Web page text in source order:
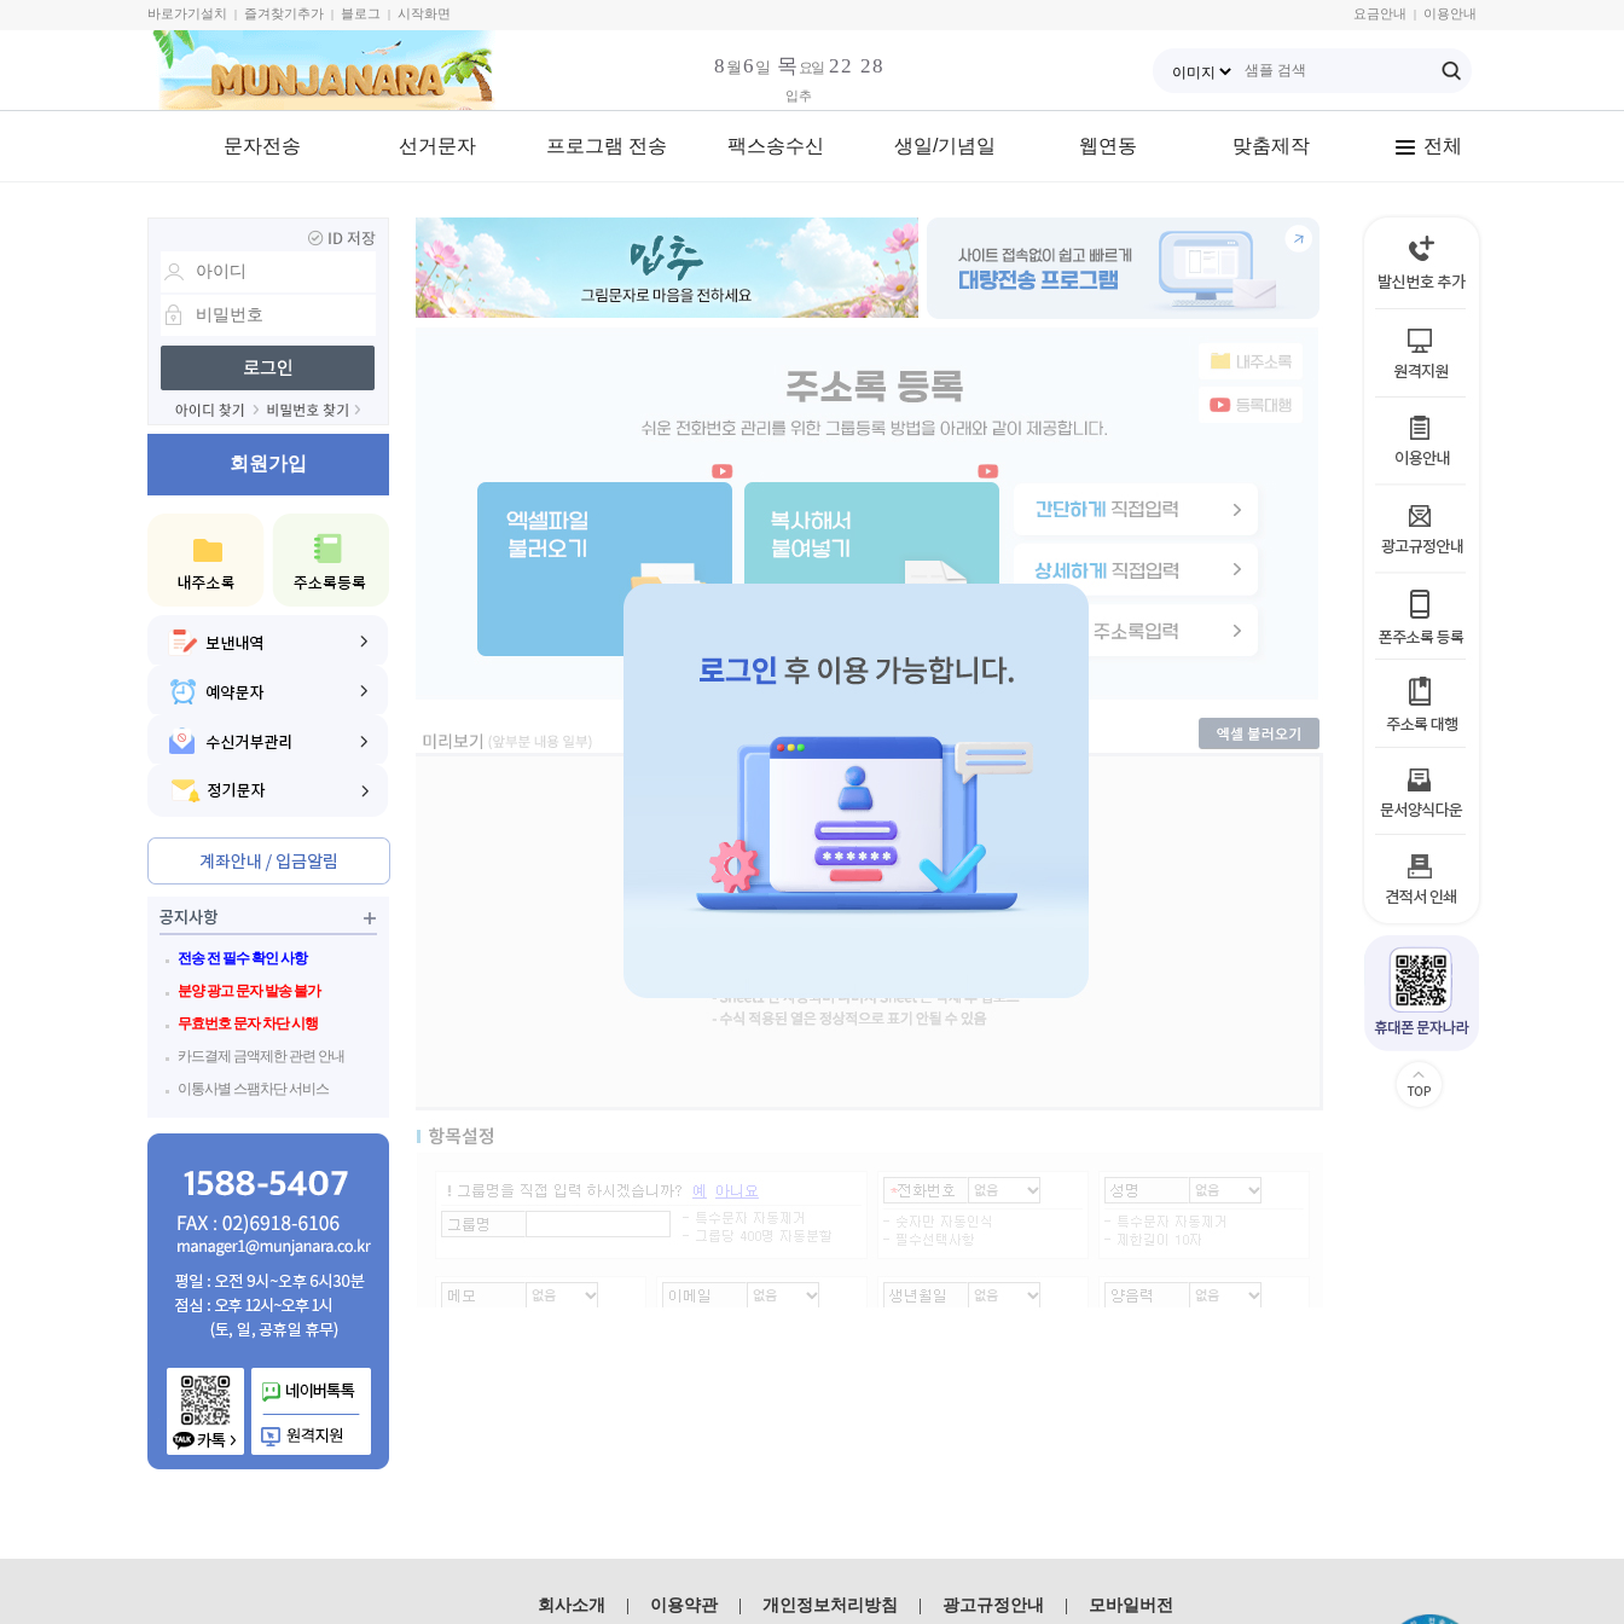
바로가기설치 | 즐겨찾기추가 | 블로그 | 시작화면 요금안내 | 이용안내
입추
문자전송 선거문자 프로그램 전송 팩스송수신 생일/기념일 웹연동 맞춤제작 전체
회원가입
전송 전 필수 확인 사항
분양 광고 문자 발송 불가
무효번호 문자 차단 시행
카드결제 금액제한 관련 안내
이통사별 스팸차단 서비스
회사소개 이용약관 개인정보처리방침 광고규정안내 모바일버전